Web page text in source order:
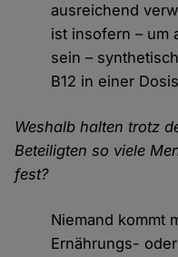
ausreichend
ist insofern – um
sein –
B12 in einer
Weshalb halten trotz
Beteiligten so viele
fest?
Niemand kommt
Ernährungs- oder